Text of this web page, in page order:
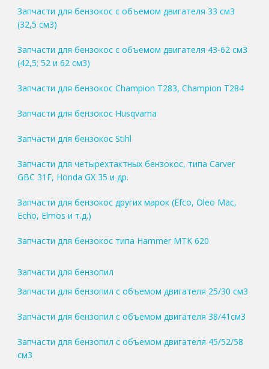
Запчасти для бензокос с объемом двигателя 33 см3
(32,5 см3)
Запчасти для бензокос с объемом двигателя 43-62 см3
(42,5; 52 и 62 см3)
Запчасти для бензокос Champion T283, Champion T284
Запчасти для бензокос Husqvarna
Запчасти для бензокос Stihl
Запчасти для четырехтактных бензокос, типа Carver
GBC 31F, Honda GX 35 и др.
Запчасти для бензокос других марок (Efco, Oleo Mac,
Echo, Elmos и т.д.)
Запчасти для бензокос типа Hammer MTK 620
Запчасти для бензопил
Запчасти для бензопил с объемом двигателя 25/30 см3
Запчасти для бензопил с объемом двигателя 38/41см3
Запчасти для бензопил с объемом двигателя 45/52/58
см3